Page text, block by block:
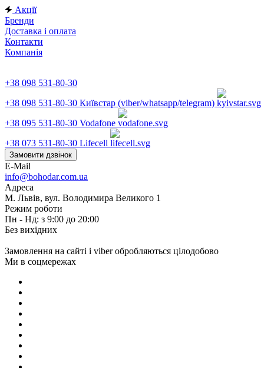
Акції
Бренди
Доставка і оплата
Контакти
Компанія
+38 098 531-80-30
+38 098 531-80-30 Київстар (viber/whatsapp/telegram)
+38 095 531-80-30 Vodafone
+38 073 531-80-30 Lifecell
Замовити дзвінок
E-Mail
info@bohodar.com.ua
Адреса
М. Львів, вул. Володимира Великого 1
Режим роботи
Пн - Нд: з 9:00 до 20:00
Без вихідних
Замовлення на сайті і viber обробляються цілодобово
Ми в соцмережах